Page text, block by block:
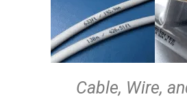
Cable, Wire,